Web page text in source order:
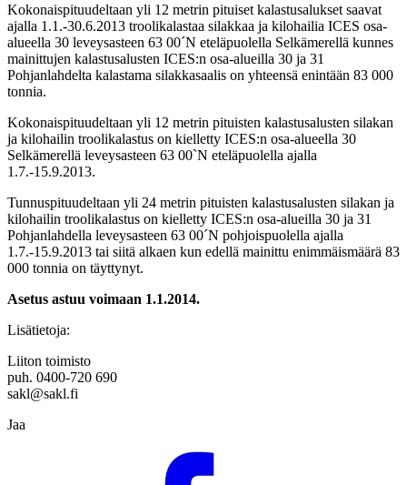
Kokonaispituudeltaan yli 12 metrin pituiset kalastusalukset saavat
ajalla 1.1.-30.6.2013 troolikalastaa silakkaa ja kilohailia ICES osa-
alueella 30 leveysasteen 63 00´N eteläpuolella Selkämerellä kunnes
mainittujen kalastusalusten ICES:n osa-alueilla 30 ja 31
Pohjanlahdelta kalastama silakkasaalis on yhteensä enintään 83 000
tonnia.
Kokonaispituudeltaan yli 12 metrin pituisten kalastusalusten silakan
ja kilohailin troolikalastus on kielletty ICES:n osa-alueella 30
Selkämerellä leveysasteen 63 00`N eteläpuolella ajalla
1.7.-15.9.2013.
Tunnuspituudeltaan yli 24 metrin pituisten kalastusalusten silakan ja
kilohailin troolikalastus on kielletty ICES:n osa-alueilla 30 ja 31
Pohjanlahdella leveysasteen 63 00´N pohjoispuolella ajalla
1.7.-15.9.2013 tai siitä alkaen kun edellä mainittu enimmäismäärä 83
000 tonnia on täyttynyt.
Asetus astuu voimaan 1.1.2014.
Lisätietoja:
Liiton toimisto
puh. 0400-720 690
sakl@sakl.fi
Jaa